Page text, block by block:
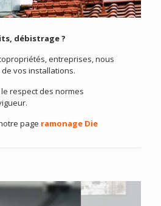
débistrage ?
entreprises, nous
vos installations.
respect des normes
page ramonage Die